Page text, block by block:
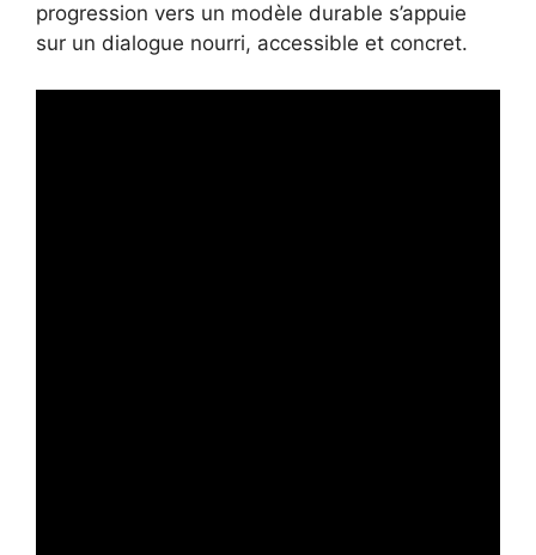
progression vers un modèle durable s’appuie
sur un dialogue nourri, accessible et concret.